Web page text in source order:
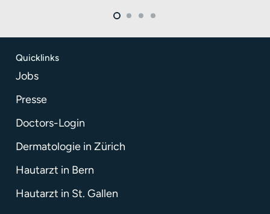
Quicklinks
Jobs
Presse
Doctors-Login
Dermatologie in Zürich
Hautarzt in Bern
Hautarzt in St. Gallen